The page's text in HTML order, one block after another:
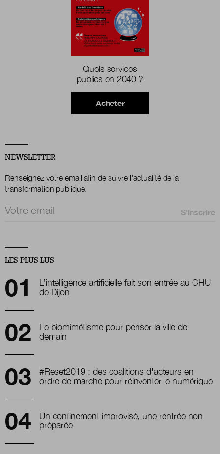
Quels services
publics en 2040 ?
Acheter
NEWSLETTER
Renseignez votre email afin de suivre l'actualité de la
transformation publique.
Email *
LES PLUS LUS
L’intelligence artificielle fait son entrée au CHU
de Dijon
Le biomimétisme pour penser la ville de
demain
#Reset2019 : des coalitions d'acteurs en
ordre de marche pour réinventer le numérique
Un confinement improvisé, une rentrée non
préparée